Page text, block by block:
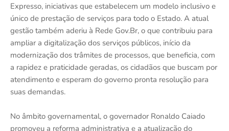
Expresso, iniciativas que estabelecem um modelo inclusivo e
único de prestação de serviços para todo o Estado. A atual
gestão também aderiu à Rede Gov.Br, o que contribuiu para
ampliar a digitalização dos serviços públicos, início da
modernização dos trâmites de processos, que beneficia, com
a rapidez e praticidade geradas, os cidadãos que buscam por
atendimento e esperam do governo pronta resolução para
suas demandas.
No âmbito governamental, o governador Ronaldo Caiado
promoveu a reforma administrativa e a atualização do